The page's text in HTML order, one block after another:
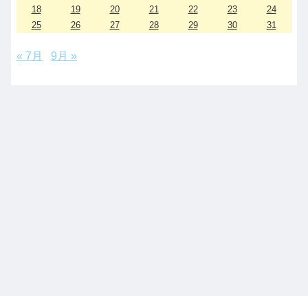
18
19 20 21 22 23
24
25
26 27 28 29 30 31
« 7月 9月 »